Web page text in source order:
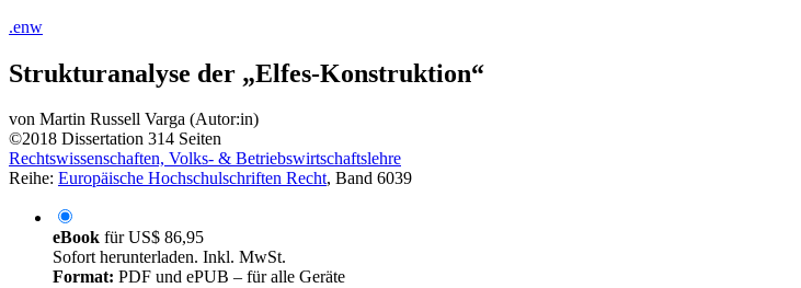
.enw
Strukturanalyse der „Elfes-Konstruktion“
von Martin Russell Varga (Autor:in)
©2018 Dissertation 314 Seiten
Rechtswissenschaften, Volks- & Betriebswirtschaftslehre
Reihe: Europäische Hochschulschriften Recht, Band 6039
eBook fürUS$ 86,95
Sofort herunterladen. Inkl. MwSt.
Format: PDF und ePUB – für alle Geräte